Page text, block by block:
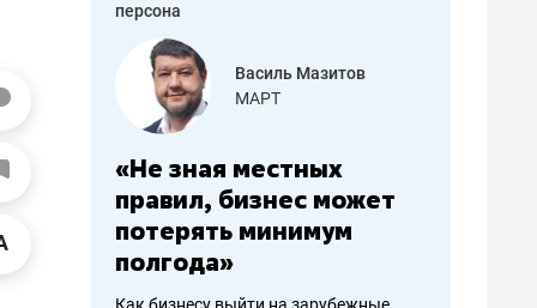
персона
МАРТ
может
Роман Ободец
«Мне лучше
не заработать вообще,
чем потерять
репутацию»